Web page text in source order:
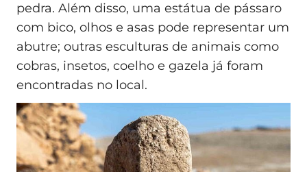
pedra. Além disso, uma estátua de pássaro
com bico, olhos e asas pode representar um
abutre; outras esculturas de animais como
cobras, insetos, coelho e gazela já foram
encontradas no local.